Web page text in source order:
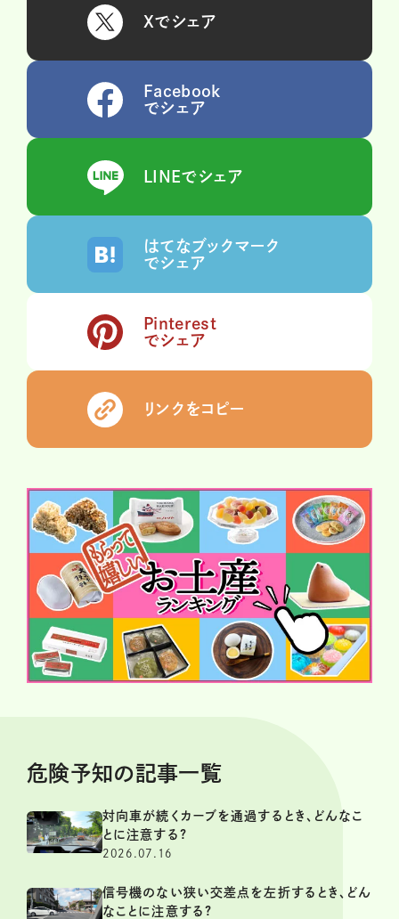
Xでシェア
Facebook
でシェア
LINEでシェア
はてなブックマーク
でシェア
Pinterest
でシェア
リンクをコピー
危険予知の記事一覧
対向車が続くカーブを通過するとき、どんなこ
とに注意する?
2026.07.16
信号機のない狭い交差点を左折するとき、どん
なことに注意する?